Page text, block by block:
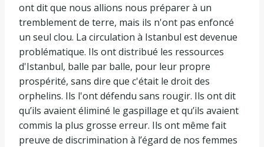
ont dit que nous allions nous préparer à un
tremblement de terre, mais ils n'ont pas enfoncé
un seul clou. La circulation à Istanbul est devenue
problématique. Ils ont distribué les ressources
d'Istanbul, balle par balle, pour leur propre
prospérité, sans dire que c'était le droit des
orphelins. Ils l'ont défendu sans rougir. Ils ont dit
qu’ils avaient éliminé le gaspillage et qu’ils avaient
commis la plus grosse erreur. Ils ont même fait
preuve de discrimination à l’égard de nos femmes